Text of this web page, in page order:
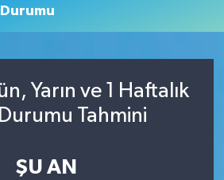
Yarın ve 1 Haftalık
Tahmini
ŞU AN
Vakitleri
Durumu ve Fikstür